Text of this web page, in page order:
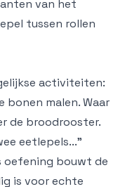
van het
tussen rollen
activiteiten:
bonen malen. Waar
de broodrooster.
eetlepels..."
oefening bouwt de
is voor echte